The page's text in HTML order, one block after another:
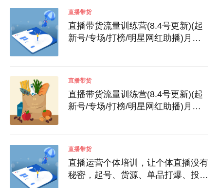
直播带货
直播带货流量训练营(8.4号更新)(起
新号/专场/打榜/明星网红助播)月播
直播带货
直播带货流量训练营(8.4号更新)(起
新号/专场/打榜/明星网红助播)月播
直播带货
直播运营个体培训，让个体直播没有
秘密，起号、货源、单品打爆、投流